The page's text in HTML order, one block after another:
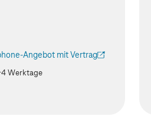
Angebot mit Vertrag
in einem neuen Tab geöffnet)
Werktage